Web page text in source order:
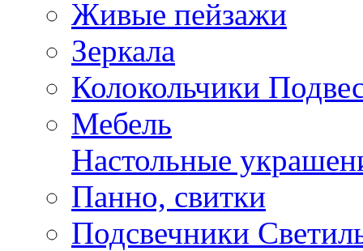
Живые пейзажи
Зеркала
Колокольчики
Мебель
Настольные
Панно, свитки
Подсвечники